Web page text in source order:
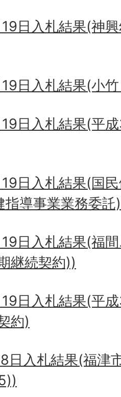
日入札結果(神
日入札結果(小
日入札結果(平
日入札結果(国
指導事業業務委託)
日入札結果(福
継続契約))
日入札結果(平
約)
日入札結果(福津